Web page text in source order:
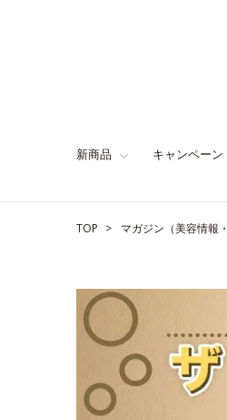
新商品 キャンペーン
TOP マガジン（美容情報